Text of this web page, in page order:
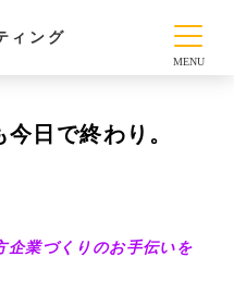
ィング
日で終わり。
企業づくりのお手伝いを